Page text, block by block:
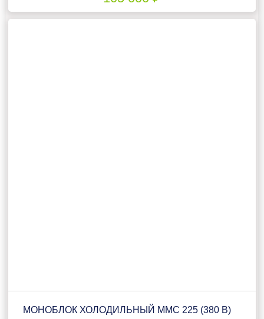
МОНОБЛОК ХОЛОДИЛЬНЫЙ ММС 225 (380 В)